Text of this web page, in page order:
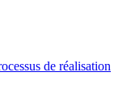
de réalisation